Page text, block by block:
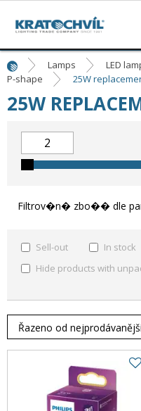
Lamps LED
P-shape
25W
25W
Filtrov�n� zbo�� dle
Sell-out
In stock
Hide products with
Řazeno od